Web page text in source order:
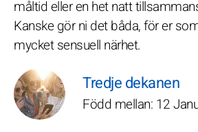
måltid eller en het natt
Kanske gör ni det båda, för er
mycket sensuell närhet.
Tredje dekanen
Född mellan: 12